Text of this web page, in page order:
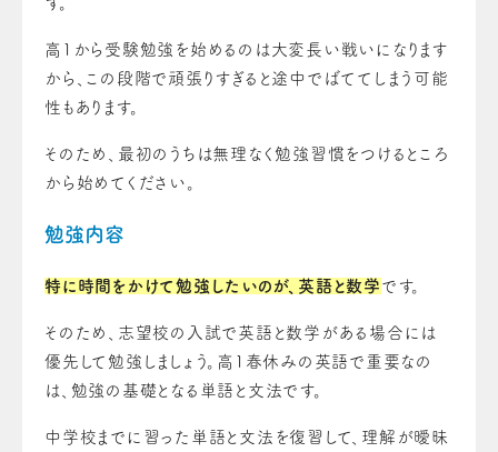
高1から受験勉強を始めるのは大変長い戦いになります
から、この段階で頑張りすぎると途中でばててしまう可能
性もあります。
そのため、最初のうちは無理なく勉強習慣をつけるところ
から始めてください。
勉強内容
特に時間をかけて勉強したいのが、英語と数学 です。
そのため、志望校の入試で英語と数学がある場合には
優先して勉強しましょう。高1春休みの英語で重要なの
は、勉強の基礎となる単語と文法です。
中学校までに習った単語と文法を復習して、理解が曖昧